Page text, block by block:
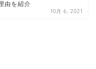
由を紹介
10月 6, 2021